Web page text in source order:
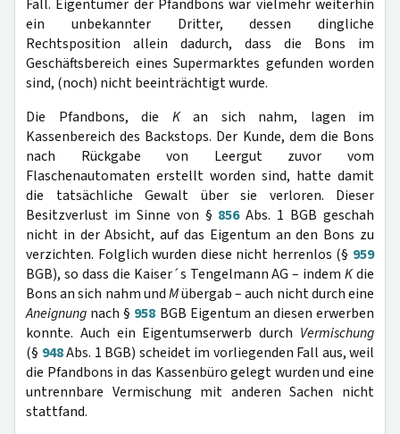
Fall. Eigentümer der Pfandbons war vielmehr weiterhin
ein unbekannter Dritter, dessen dingliche
Rechtsposition allein dadurch, dass die Bons im
Geschäftsbereich eines Supermarktes gefunden worden
sind, (noch) nicht beeinträchtigt wurde.
Die Pfandbons, die Kan sich nahm, lagen im
Kassenbereich des Backstops. Der Kunde, dem die Bons
nach Rückgabe von Leergut zuvor vom
Flaschenautomaten erstellt worden sind, hatte damit
die tatsächliche Gewalt über sie verloren. Dieser
Besitzverlust im Sinne von § 856Abs. 1 BGB geschah
nicht in der Absicht, auf das Eigentum an den Bons zu
verzichten. Folglich wurden diese nicht herrenlos (§ 959
BGB), so dass die Kaiser´s Tengelmann AG – indemKdie
Bons an sich nahm undMübergab – auch nicht durch eine
Aneignung nach § 958 BGB Eigentum an diesen erwerben
konnte. Auch ein Eigentumserwerb durch Vermischung
(§ 948Abs. 1 BGB) scheidet im vorliegenden Fall aus, weil
die Pfandbons in das Kassenbüro gelegt wurden und eine
untrennbare Vermischung mit anderen Sachen nicht
stattfand.